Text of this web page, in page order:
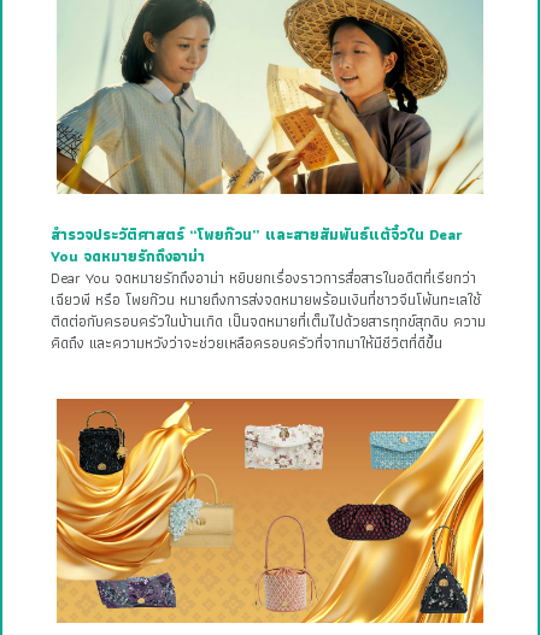
สำรวจประวัติศาสตร์ “โพยก๊วน” และสายสัมพันธ์แต้จิ๋วใน Dear
You จดหมายรักถึงอาม่า
Dear You จดหมายรักถึงอาม่า หยิบยกเรื่องราวการสื่อสารในอดีตที่เรียกว่า
เฉียวพี หรือ โพยก๊วน หมายถึงการส่งจดหมายพร้อมเงินที่ชาวจีนโพ้นทะเลใช้
ติดต่อกับครอบครัวในบ้านเกิด เป็นจดหมายที่เต็มไปด้วยสารทุกข์สุกดิบ ความ
คิดถึง และความหวังว่าจะช่วยเหลือครอบครัวที่จากมาให้มีชีวิตที่ดีขึ้น